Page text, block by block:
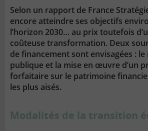
Selon un rapport de France
encore atteindre ses objectifs
l’horizon 2030… au prix toutefois
coûteuse transformation. Deux
de financement sont envisagées :
publique et la mise en œuvre d’un
forfaitaire sur le patrimoine
les plus aisés.
Modalités de la transition